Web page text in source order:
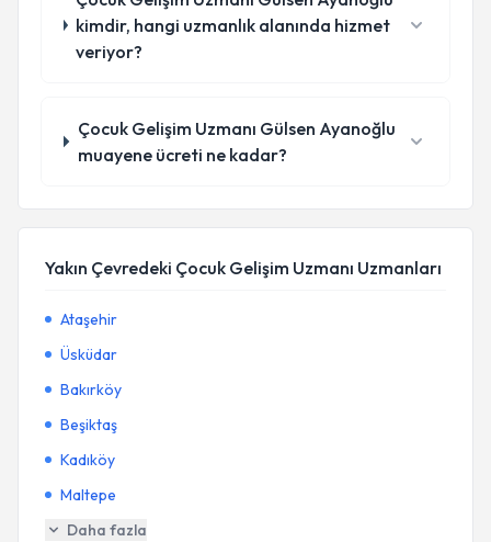
kimdir, hangi uzmanlık alanında hizmet
veriyor?
Çocuk Gelişim Uzmanı Gülsen Ayanoğlu
muayene ücreti ne kadar?
Yakın Çevredeki Çocuk Gelişim Uzmanı Uzmanları
Ataşehir
Üsküdar
Bakırköy
Beşiktaş
Kadıköy
Maltepe
Daha fazla